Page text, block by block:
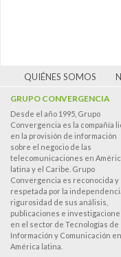
QUIÉNES SOMOS
GRUPO CONVERGENCIA
Desde el año 1995, Grupo
Convergencia es la compañía
en la provisión de información
sobre el negocio de las
telecomunicaciones en
latina y el Caribe. Grupo
Convergencia es reconocida y
respetada por la
rigurosidad de sus análisis,
publicaciones e
en el sector de Tecnologías de
Información y Comunicación en
América latina.